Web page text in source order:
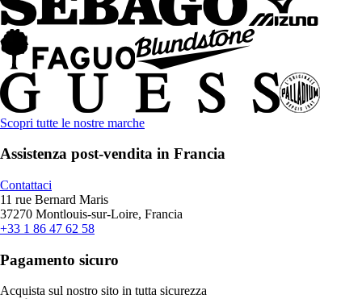
Scopri tutte le nostre marche
Assistenza post-vendita in Francia
Contattaci
11 rue Bernard Maris
37270 Montlouis-sur-Loire, Francia
+33 1 86 47 62 58
Pagamento sicuro
Acquista sul nostro sito in tutta sicurezza